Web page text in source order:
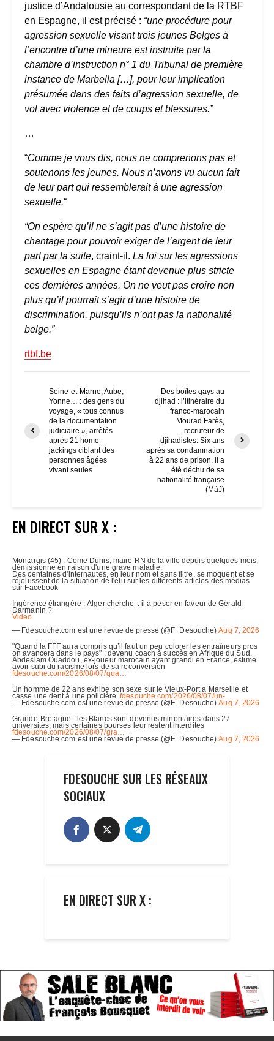
justice d’Andalousie au correspondant de la RTBF
en Espagne, il est précisé : “une procédure pour
agression sexuelle visant trois jeunes Belges à
l’encontre d’une mineure est instruite par la
chambre d’instruction n° 1 du Tribunal de première
instance de Marbella […], pour leur implication
présumée dans des faits d’agression sexuelle, de
vol avec violence et de coups et blessures.”
…
“Comme je vous dis, nous ne comprenons pas et
soutenons les jeunes. Nous n’avons vu aucun fait
de leur part qui ressemblerait à une agression
sexuelle.“
“On espère qu’il ne s’agit pas d’une histoire de
chantage pour pouvoir exiger de l’argent de leur
part par la suite, craint-il. La loi sur les agressions
sexuelles en Espagne étant devenue plus stricte
ces dernières années. On ne veut pas croire non
plus qu’il pourrait s’agir d’une histoire de
discrimination, puisqu’ils n’ont pas la nationalité
belge.”
rtbf.be
Seine-et-Marne, Aube,
Yonne… : des gens du
voyage, « tous connus
de la documentation
judiciaire », arrêtés
après 21 home-
jackings ciblant des
personnes âgées
vivant seules
Des boîtes gays au
djihad : l’itinéraire du
franco-marocain
Mourad Farès,
recruteur de
djihadistes. Six ans
après sa condamnation
à 22 ans de prison, il a
été déchu de sa
nationalité française
(MàJ)
EN DIRECT SUR X :
FDESOUCHE SUR LES RÉSEAUX
SOCIAUX
EN DIRECT SUR X :